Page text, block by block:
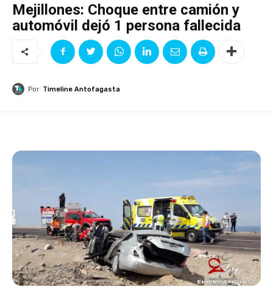
Mejillones: Choque entre camión y
automóvil dejó 1 persona fallecida
Por Timeline Antofagasta